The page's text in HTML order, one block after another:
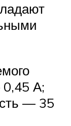
0,45 А;
— 35